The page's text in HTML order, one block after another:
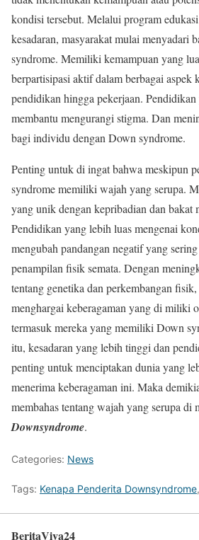
kondisi tersebut. Melalui program
kesadaran, masyarakat mulai menyadari
syndrome. Memiliki kemampuan yang
berpartisipasi aktif dalam berbagai aspek
pendidikan hingga pekerjaan.
membantu mengurangi stigma. Dan
bagi individu dengan Down syndrome.
Penting untuk di ingat bahwa meskipun
syndrome memiliki wajah yang serupa.
yang unik dengan kepribadian dan bakat
Pendidikan yang lebih luas mengenai
mengubah pandangan negatif yang
penampilan fisik semata. Dengan
tentang genetika dan perkembangan
menghargai keberagaman yang di miliki
termasuk mereka yang memiliki Down
itu, kesadaran yang lebih tinggi dan
penting untuk menciptakan dunia yang
menerima keberagaman ini. Maka
membahas tentang wajah yang serupa di
Downsyndrome.
Categories: News
Tags: Kenapa Penderita Downsyndrome,
BeritaViva24